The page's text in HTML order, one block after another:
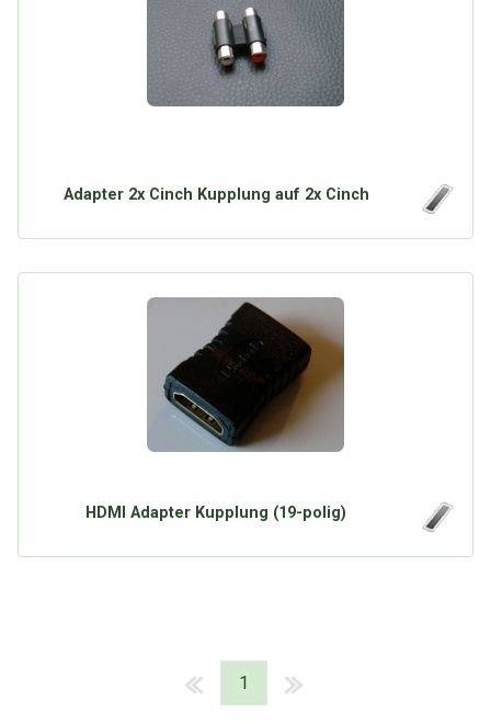
Adapter 2x Cinch Kupplung auf 2x Cinch
HDMI Adapter Kupplung (19-polig)
1